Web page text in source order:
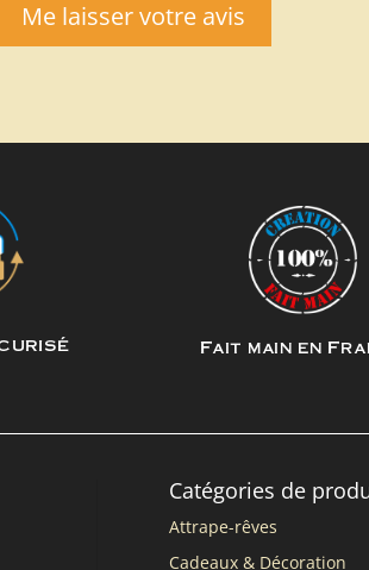
Me laisser votre avis
Fait main en
Catégories de
Attrape-rêves
Cadeaux & Décoration